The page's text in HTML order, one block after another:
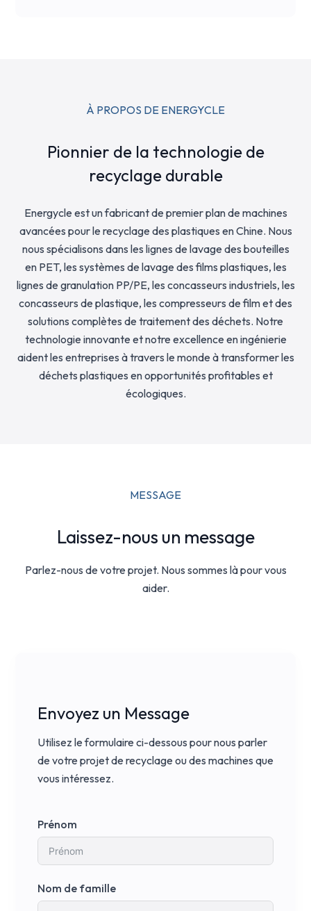
À PROPOS DE ENERGYCLE
Pionnier de la technologie de
recyclage durable
Energycle est un fabricant de premier plan de machines
avancées pour le recyclage des plastiques en Chine. Nous
nous spécialisons dans les lignes de lavage des bouteilles
en PET, les systèmes de lavage des films plastiques, les
lignes de granulation PP/PE, les concasseurs industriels, les
concasseurs de plastique, les compresseurs de film et des
solutions complètes de traitement des déchets. Notre
technologie innovante et notre excellence en ingénierie
aident les entreprises à travers le monde à transformer les
déchets plastiques en opportunités profitables et
écologiques.
MESSAGE
Laissez-nous un message
Parlez-nous de votre projet. Nous sommes là pour vous
aider.
Envoyez un Message
Utilisez le formulaire ci-dessous pour nous parler
de votre projet de recyclage ou des machines que
vous intéressez.
Prénom
Nom de famille